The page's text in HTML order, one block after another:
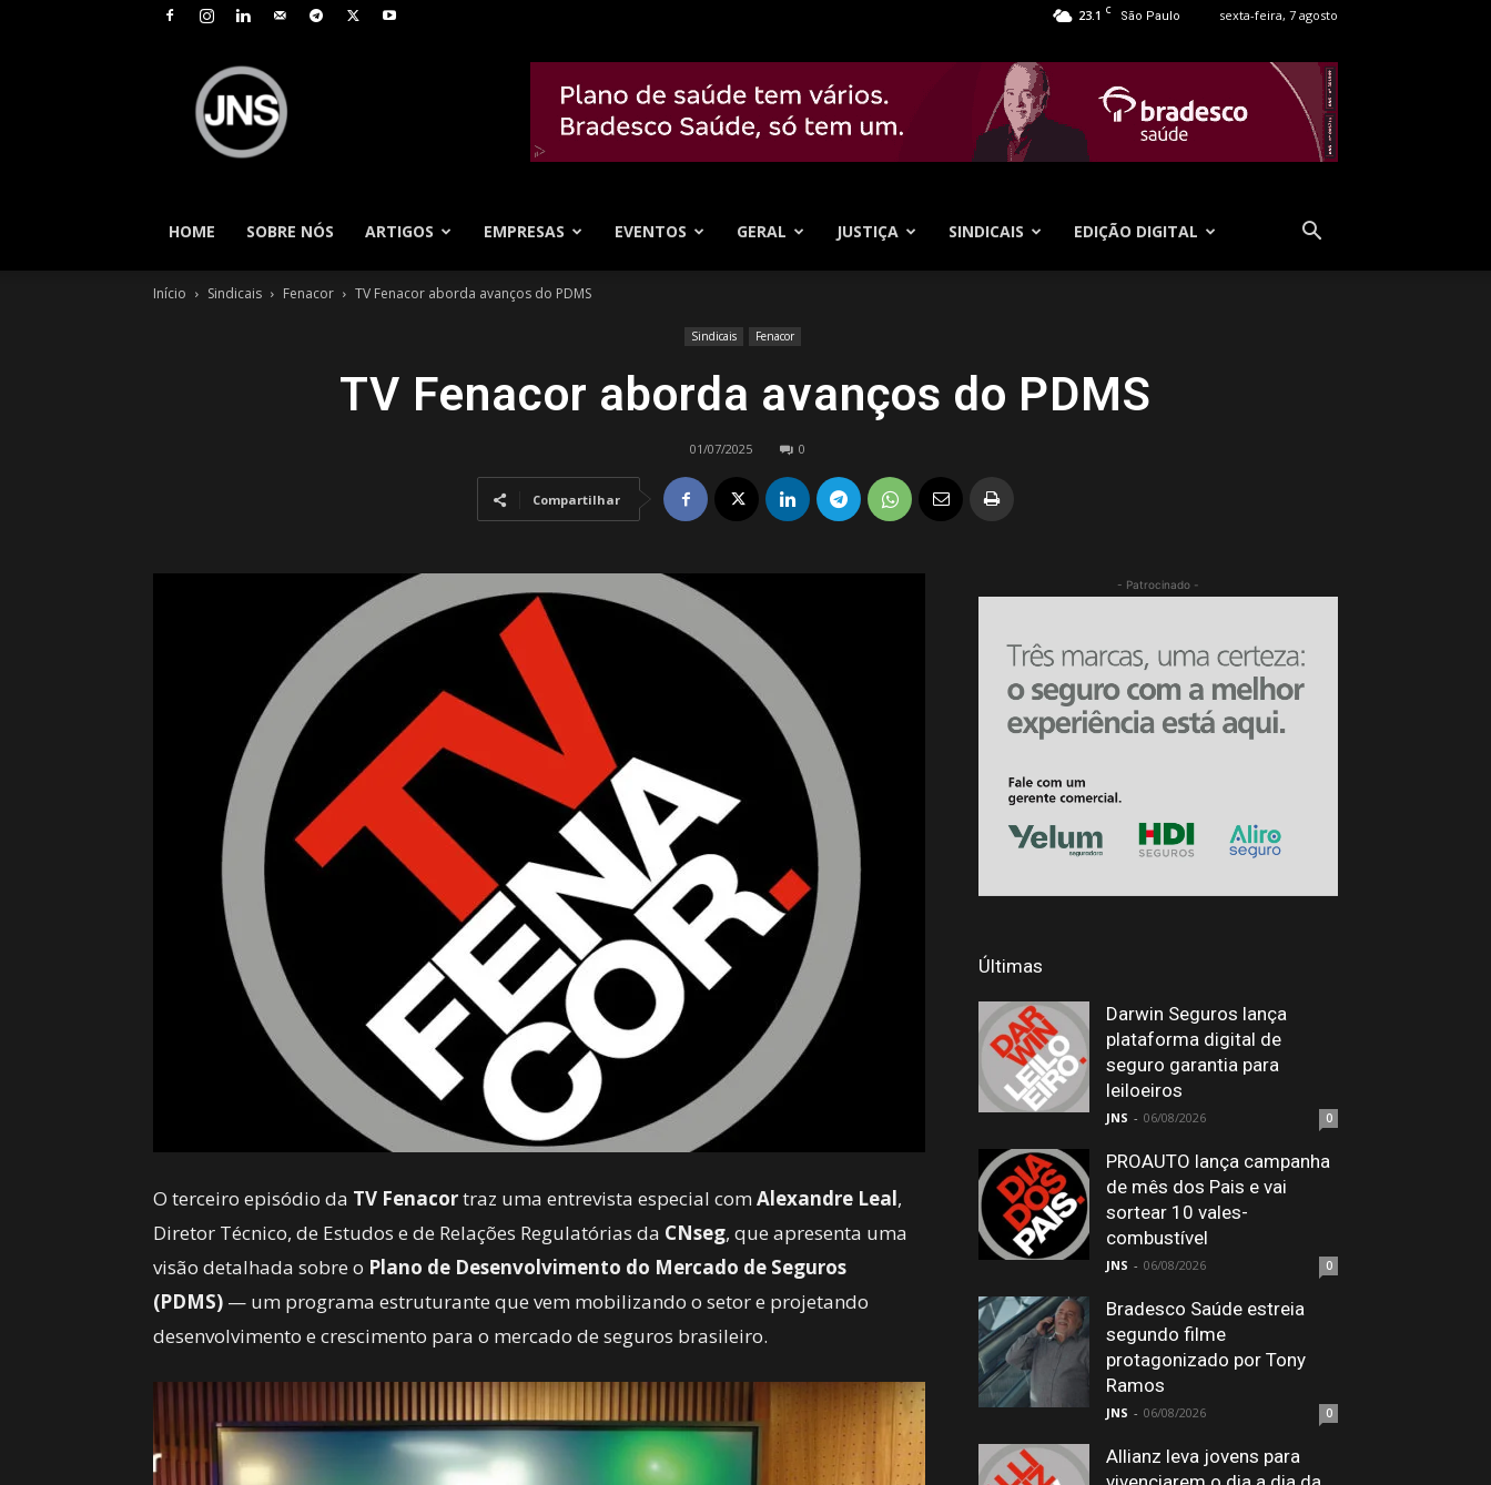
23.1 C São Paulo sexta-feira, 7 agosto
HOME
SOBRE NÓS ARTIGOS EMPRESAS EVENTOS GERAL JUSTIÇA SINDICAIS EDIÇÃO DIGITAL
Início Sindicais Fenacor TV Fenacor aborda avanços do PDMS
Sindicais Fenacor
TV Fenacor aborda avanços do PDMS
01/07/2025 0
Compartilhar
O terceiro episódio da TV Fenacortraz uma entrevista especial comAlexandre Leal,
Diretor Técnico, de Estudos e de Relações Regulatórias da CNseg, que apresenta uma
visão detalhada sobre o Plano de Desenvolvimento do Mercado de Seguros
(PDMS) — um programa estruturante que vem mobilizando o setor e projetando
desenvolvimento e crescimento para o mercado de seguros brasileiro.
- Patrocinado -
Últimas
Darwin Seguros lança
plataforma digital de
seguro garantia para
leiloeiros
JNS - 06/08/2026 0
PROAUTO lança campanha
de mês dos Pais e vai
sortear 10 vales-
combustível
JNS - 06/08/2026 0
Bradesco Saúde estreia
segundo filme
protagonizado por Tony
Ramos
JNS - 06/08/2026 0
Allianz leva jovens para